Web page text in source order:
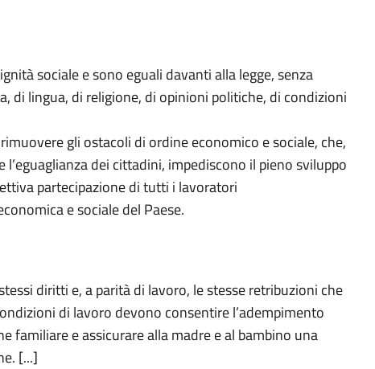
sociale e sono eguali davanti alla legge, senza
di lingua, di religione, di opinioni politiche, di condizioni
gli ostacoli di ordine economico e sociale, che,
dei cittadini, impediscono il pieno sviluppo
partecipazione di tutti i lavoratori
e sociale del Paese.
diritti e, a parità di lavoro, le stesse retribuzioni che
di lavoro devono consentire l’adempimento
familiare e assicurare alla madre e al bambino una
[...]